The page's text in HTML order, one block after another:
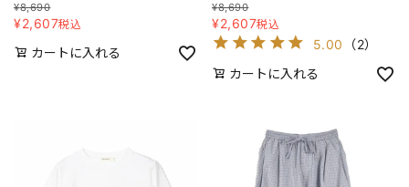
¥8,690
¥2,607税込
カートに入れる
¥8,690
¥2,607税込
5.00 （2）
カートに入れる